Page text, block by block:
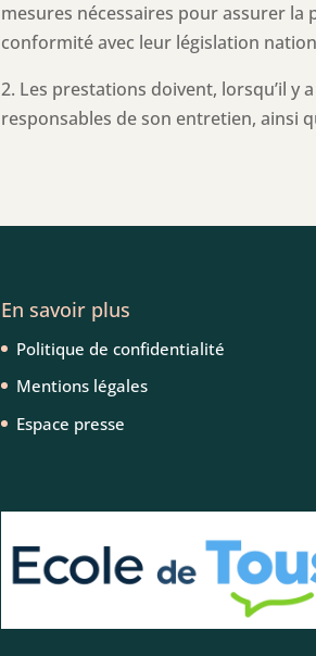
mesures nécessaires pour assurer la
conformité avec leur législation
2. Les prestations doivent, lorsqu’il y
responsables de son entretien, ainsi
En savoir plus
Politique de confidentialité
Mentions légales
Espace presse